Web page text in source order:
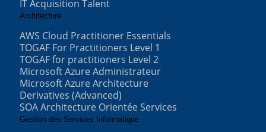
IT Acquisition Talent
Architecture
AWS Cloud Practitioner Essentials
TOGAF For Practitioners Level 1
TOGAF for practitioners Level 2
Microsoft Azure Administrateur
Microsoft Azure Architecture
Derivatives (Advanced)
SOA Architecture Orientée Services
Gestion des Services Informatique